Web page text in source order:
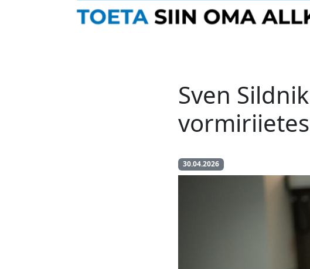
Sven
30.04.2026